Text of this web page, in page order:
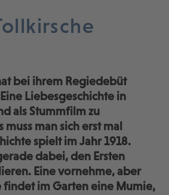
bei ihrem Regiedebüt
Liebesgeschichte in
als Stummfilm zu
man sich erst mal
spielt im Jahr 1918.
dabei, den Ersten
Eine vornehme, aber
findet im Garten eine Mumie,